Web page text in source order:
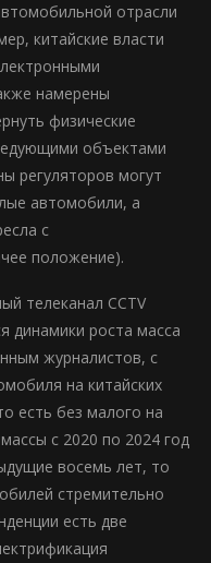
отрасли
китайские власти
намерены
физические
объектами
регуляторов могут
автомобили, а
с
положение).
телеканал CCTV
динамики роста масса
журналистов, с
на китайских
есть без малого на
с 2020 по 2024 год
восемь лет, то
стремительно
есть две